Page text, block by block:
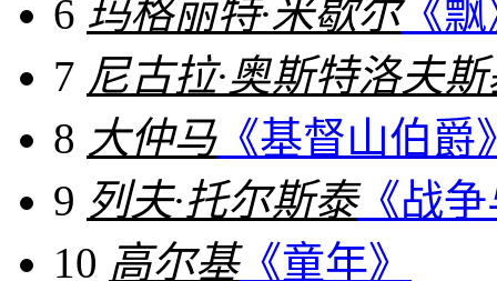
6 玛格丽特·米歇尔《飘
7 尼古拉·奥斯特洛夫
8 大仲马《基督山伯爵
9 列夫·托尔斯泰《战
10 高尔基《童年》